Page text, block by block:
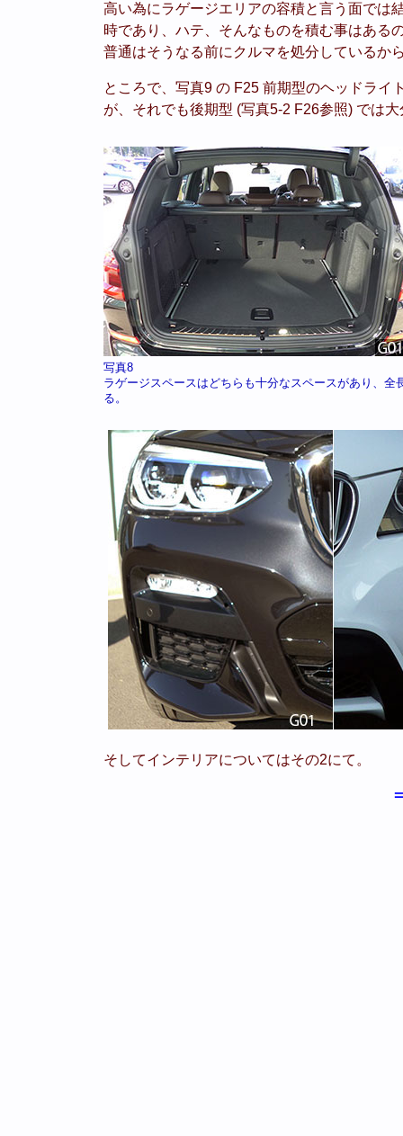
高い為にラゲージエリアの容積と言う面では
時であり、ハテ、そんなものを積む事はある
普通はそうなる前にクルマを処分しているか
ところで、写真9 の F25 前期型のヘッドライ
が、それでも後期型 (写真5-2 F26参照) では
写真8
ラゲージスペースはどちらも十分なスペースがあり、
る。
そしてインテリアについてはその2にて。